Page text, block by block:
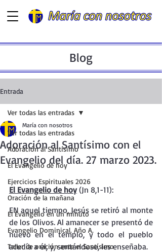
Blog
Entrada
Ver todas las entradas
Adoración al Santísimo
El Evangelio de hoy
Ejercicios Espirituales 2026
Oración de la mañana
El Evangelio en un minuto
Evangelio Dominical. Año A.
Taller de oración ante el Santísimo
Ver todas las entradas
Adoración al Santísimo con el
Evangelio del día. 27 marzo 2023.
María con nosotros
El Evangelio de hoy (Jn 8,1-11):
EN aquel tiempo, Jesús se retiró al monte
de los Olivos. Al amanecer se presentó de
nuevo en el templo, y todo el pueblo
acudía a él, y, sentándose, les enseñaba.